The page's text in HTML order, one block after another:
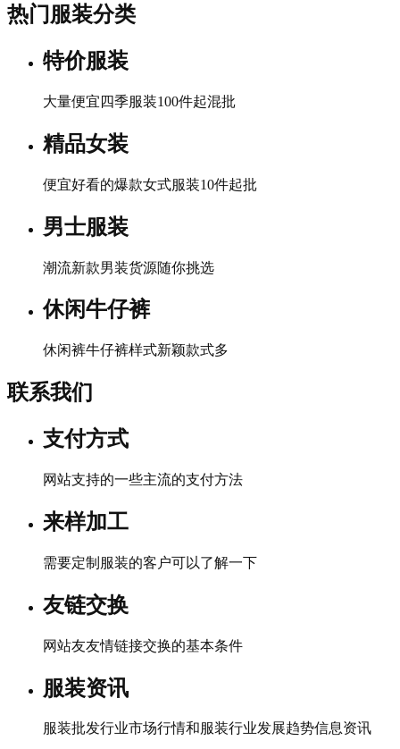
热门服装分类
特价服装
大量便宜四季服装100件起混批
精品女装
便宜好看的爆款女式服装10件起批
男士服装
潮流新款男装货源随你挑选
休闲牛仔裤
休闲裤牛仔裤样式新颖款式多
联系我们
支付方式
网站支持的一些主流的支付方法
来样加工
需要定制服装的客户可以了解一下
友链交换
网站友友情链接交换的基本条件
服装资讯
服装批发行业市场行情和服装行业发展趋势信息资讯